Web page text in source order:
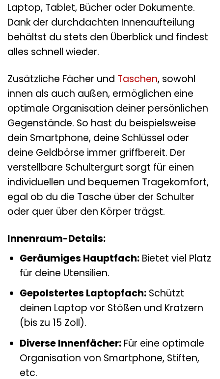
Laptop, Tablet, Bücher oder Dokumente.
Dank der durchdachten Innenaufteilung
behältst du stets den Überblick und findest
alles schnell wieder.
Zusätzliche Fächer und Taschen, sowohl
innen als auch außen, ermöglichen eine
optimale Organisation deiner persönlichen
Gegenstände. So hast du beispielsweise
dein Smartphone, deine Schlüssel oder
deine Geldbörse immer griffbereit. Der
verstellbare Schultergurt sorgt für einen
individuellen und bequemen Tragekomfort,
egal ob du die Tasche über der Schulter
oder quer über den Körper trägst.
Innenraum-Details:
Geräumiges Hauptfach:Bietet viel Platz
für deine Utensilien.
Gepolstertes Laptopfach:Schützt
deinen Laptop vor Stößen und Kratzern
(bis zu 15 Zoll).
Diverse Innenfächer:Für eine optimale
Organisation von Smartphone, Stiften,
etc.